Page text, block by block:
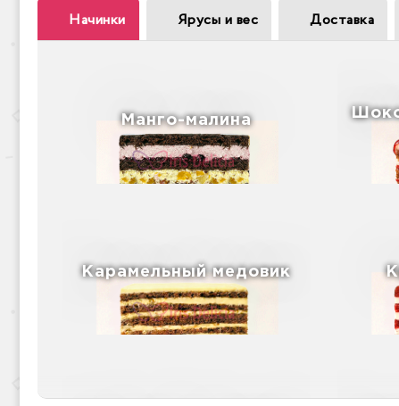
Начинки Ярусы и вес Доставка
Манго-малина
Карамельный медовик